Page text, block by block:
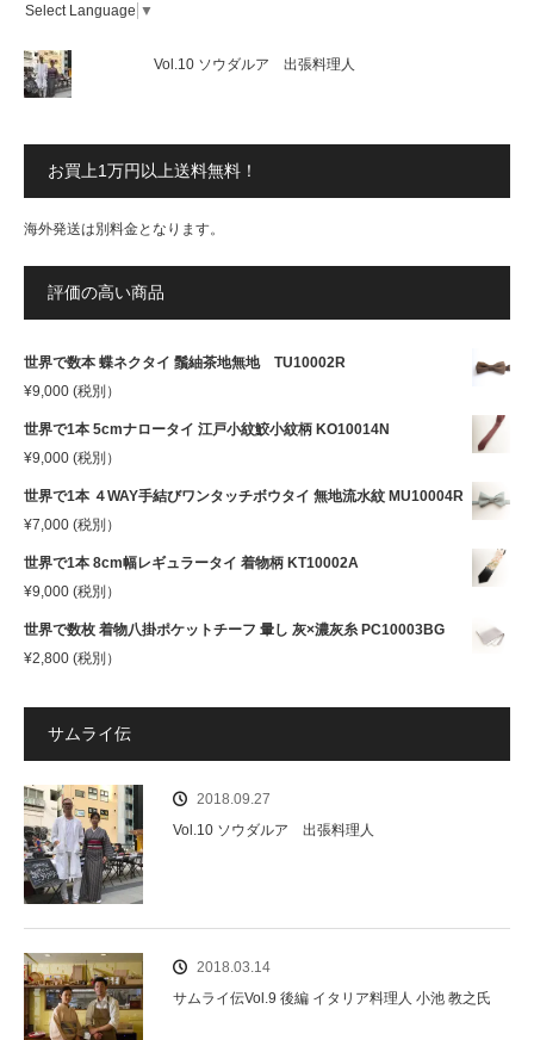
Select Language ▼
Vol.10 ソウダルア 出張料理人
お買上1万円以上送料無料！
海外発送は別料金となります。
評価の高い商品
世界で数本 蝶ネクタイ 鬚紬茶地無地 TU10002R
¥9,000 (税別）
世界で1本 5cmナロータイ 江戸小紋鮫小紋柄 KO10014N
¥9,000 (税別）
世界で1本 ４WAY手結びワンタッチボウタイ 無地流水紋 MU10004R
¥7,000 (税別）
世界で1本 8cm幅レギュラータイ 着物柄 KT10002A
¥9,000 (税別）
世界で数枚 着物八掛ポケットチーフ 暈し 灰×濃灰糸 PC10003BG
¥2,800 (税別）
サムライ伝
2018.09.27
Vol.10 ソウダルア 出張料理人
2018.03.14
サムライ伝Vol.9 後編 イタリア料理人 小池 教之氏